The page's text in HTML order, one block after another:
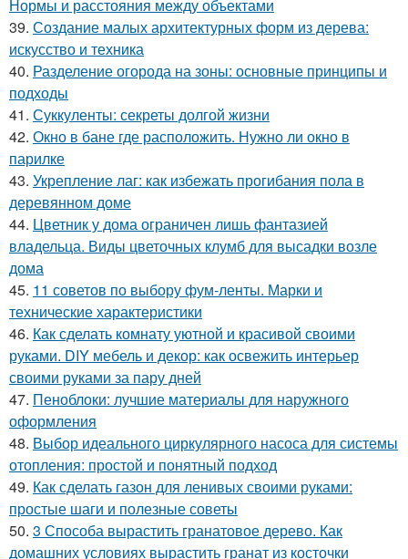
Нормы и расстояния между объектами
39. Создание малых архитектурных форм из дерева:
искусство и техника
40. Разделение огорода на зоны: основные принципы и
подходы
41. Суккуленты: секреты долгой жизни
42. Окно в бане где расположить. Нужно ли окно в
парилке
43. Укрепление лаг: как избежать прогибания пола в
деревянном доме
44. Цветник у дома ограничен лишь фантазией
владельца. Виды цветочных клумб для высадки возле
дома
45. 11 советов по выбору фум-ленты. Марки и
технические характеристики
46. Как сделать комнату уютной и красивой своими
руками. DIY мебель и декор: как освежить интерьер
своими руками за пару дней
47. Пеноблоки: лучшие материалы для наружного
оформления
48. Выбор идеального циркулярного насоса для системы
отопления: простой и понятный подход
49. Как сделать газон для ленивых своими руками:
простые шаги и полезные советы
50. 3 Способа вырастить гранатовое дерево. Как
домашних условиях вырастить гранат из косточки